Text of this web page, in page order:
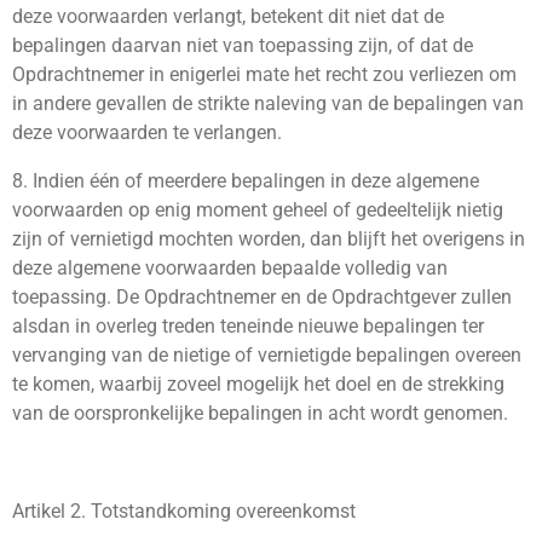
deze voorwaarden verlangt, betekent dit niet dat de
bepalingen daarvan niet van toepassing zijn, of dat de
Opdrachtnemer in enigerlei mate het recht zou verliezen om
in andere gevallen de strikte naleving van de bepalingen van
deze voorwaarden te verlangen.
8. Indien één of meerdere bepalingen in deze algemene
voorwaarden op enig moment geheel of gedeeltelijk nietig
zijn of vernietigd mochten worden, dan blijft het overigens in
deze algemene voorwaarden bepaalde volledig van
toepassing. De Opdrachtnemer en de Opdrachtgever zullen
alsdan in overleg treden teneinde nieuwe bepalingen ter
vervanging van de nietige of vernietigde bepalingen overeen
te komen, waarbij zoveel mogelijk het doel en de strekking
van de oorspronkelijke bepalingen in acht wordt genomen.
Artikel 2. Totstandkoming overeenkomst